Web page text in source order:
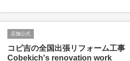
店舗公式
コビ吉の全国出張リフォーム工事
Cobekich's renovation work